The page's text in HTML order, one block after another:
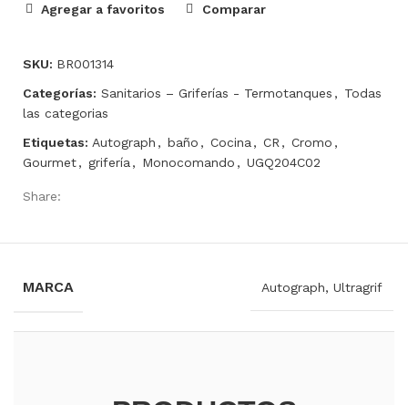
Agregar a favoritos Comparar
SKU: BR001314
Categorías: Sanitarios – Griferías - Termotanques , Todas
las categorias
Etiquetas: Autograph , baño , Cocina , CR , Cromo ,
Gourmet, grifería , Monocomando , UGQ204C02
Share:
MARCA Autograph, Ultragrif